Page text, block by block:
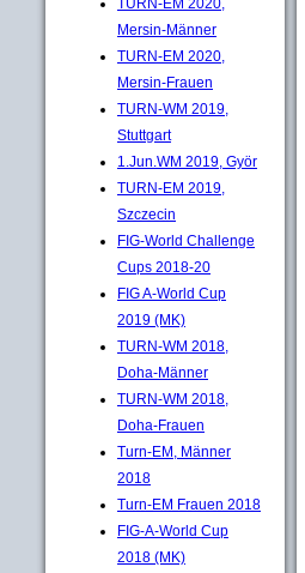
TURN-EM 2020,
Mersin-Männer
TURN-EM 2020,
Mersin-Frauen
TURN-WM 2019,
Stuttgart
1.Jun.WM 2019, Györ
TURN-EM 2019,
Szczecin
FIG-World Challenge
Cups 2018-20
FIG A-World Cup
2019 (MK)
TURN-WM 2018,
Doha-Männer
TURN-WM 2018,
Doha-Frauen
Turn-EM, Männer
2018
Turn-EM Frauen 2018
FIG-A-World Cup
2018 (MK)